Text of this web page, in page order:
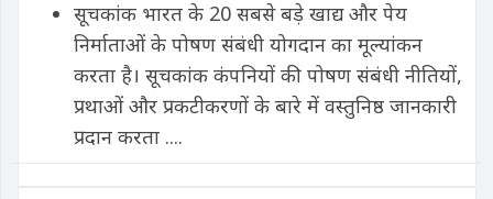
सूचकांक भारत के 20 सबसे बड़े खाद्य और पेय
निर्माताओं के पोषण संबंधी योगदान का मूल्यांकन
करता है। सूचकांक कंपनियों की पोषण संबंधी नीतियों,
प्रथाओं और प्रकटीकरणों के बारे में वस्तुनिष्ठ जानकारी
प्रदान करता ....